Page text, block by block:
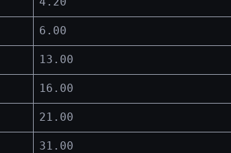
6.00
13.00
16.00
21.00
31.00